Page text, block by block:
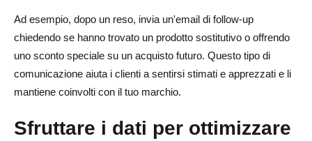
Ad esempio, dopo un reso, invia un'email di follow-up
chiedendo se hanno trovato un prodotto sostitutivo o offrendo
uno sconto speciale su un acquisto futuro. Questo tipo di
comunicazione aiuta i clienti a sentirsi stimati e apprezzati e li
mantiene coinvolti con il tuo marchio.
Sfruttare i dati per ottimizzare